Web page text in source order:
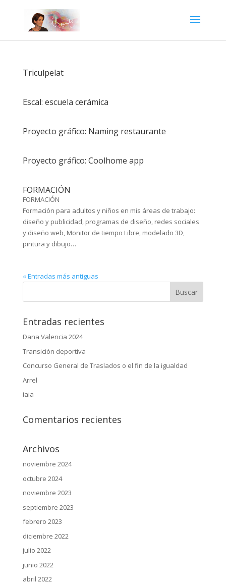
Triculpelat
Escal: escuela cerámica
Proyecto gráfico: Naming restaurante
Proyecto gráfico: Coolhome app
FORMACIÓN
FORMACIÓN
Formación para adultos y niños en mis áreas de trabajo:
diseño y publicidad, programas de diseño, redes sociales
y diseño web, Monitor de tiempo Libre, modelado 3D,
pintura y dibujo…
« Entradas más antiguas
Entradas recientes
Dana Valencia 2024
Transición deportiva
Concurso General de Traslados o el fin de la igualdad
Arrel
iaia
Comentarios recientes
Archivos
noviembre 2024
octubre 2024
noviembre 2023
septiembre 2023
febrero 2023
diciembre 2022
julio 2022
junio 2022
abril 2022